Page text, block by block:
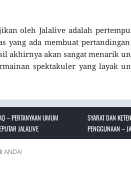
oleh Jalalive adalah
yang ada membuat
akhirnya akan sangat menarik
spektakuler yang layak
– PERTANYAAN UMUM
JALALIVE
SYARAT DAN
PENGGUNAAN –
ANDA!